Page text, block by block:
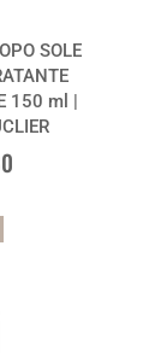
SOLE
150 ml |